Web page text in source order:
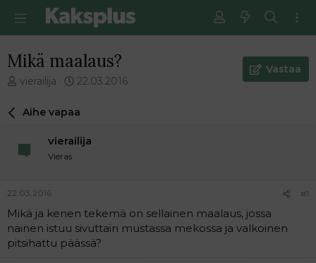
Mikä maalaus?
V
e
i
t
u
n
a
vierailija
E
s
m
m
n
v
i
22.03.2016
Vastaa
Aihe vapaa
vierailija
Vieras
22.03.2016 #1
Mikä ja kenen tekemä on sellainen maalaus, jossa
nainen istuu sivuttain mustassa mekossa ja valkoinen
pitsihattu päässä?